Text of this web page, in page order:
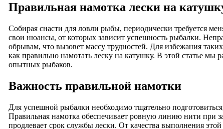
Правильная намотка лески на
Собирая снасти для ловли рыбы, периодически требуется
свои нюансы, от которых зависит успешность рыбалки.
обрывам, что вызовет массу трудностей. Для избежания
как правильно намотать леску на катушку. В этой статье мы
опытных рыбаков.
Важность правильной намотки
Для успешной рыбалки необходимо тщательно
Правильная намотка обеспечивает ровную линию нити при
продлевает срок службы лески. От качества выполнения